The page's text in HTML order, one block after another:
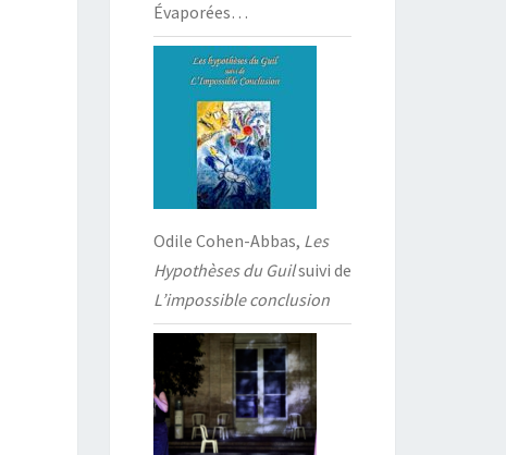
Évaporées…
Odile Cohen-Abbas, Les
Hypothèses du Guilsuivi de
L’impossible conclusion